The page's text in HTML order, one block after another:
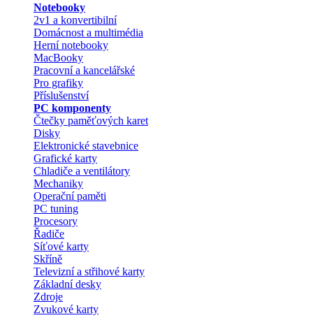
Notebooky
2v1 a konvertibilní
Domácnost a multimédia
Herní notebooky
MacBooky
Pracovní a kancelářské
Pro grafiky
Příslušenství
PC komponenty
Čtečky paměťových karet
Disky
Elektronické stavebnice
Grafické karty
Chladiče a ventilátory
Mechaniky
Operační paměti
PC tuning
Procesory
Řadiče
Síťové karty
Skříně
Televizní a střihové karty
Základní desky
Zdroje
Zvukové karty